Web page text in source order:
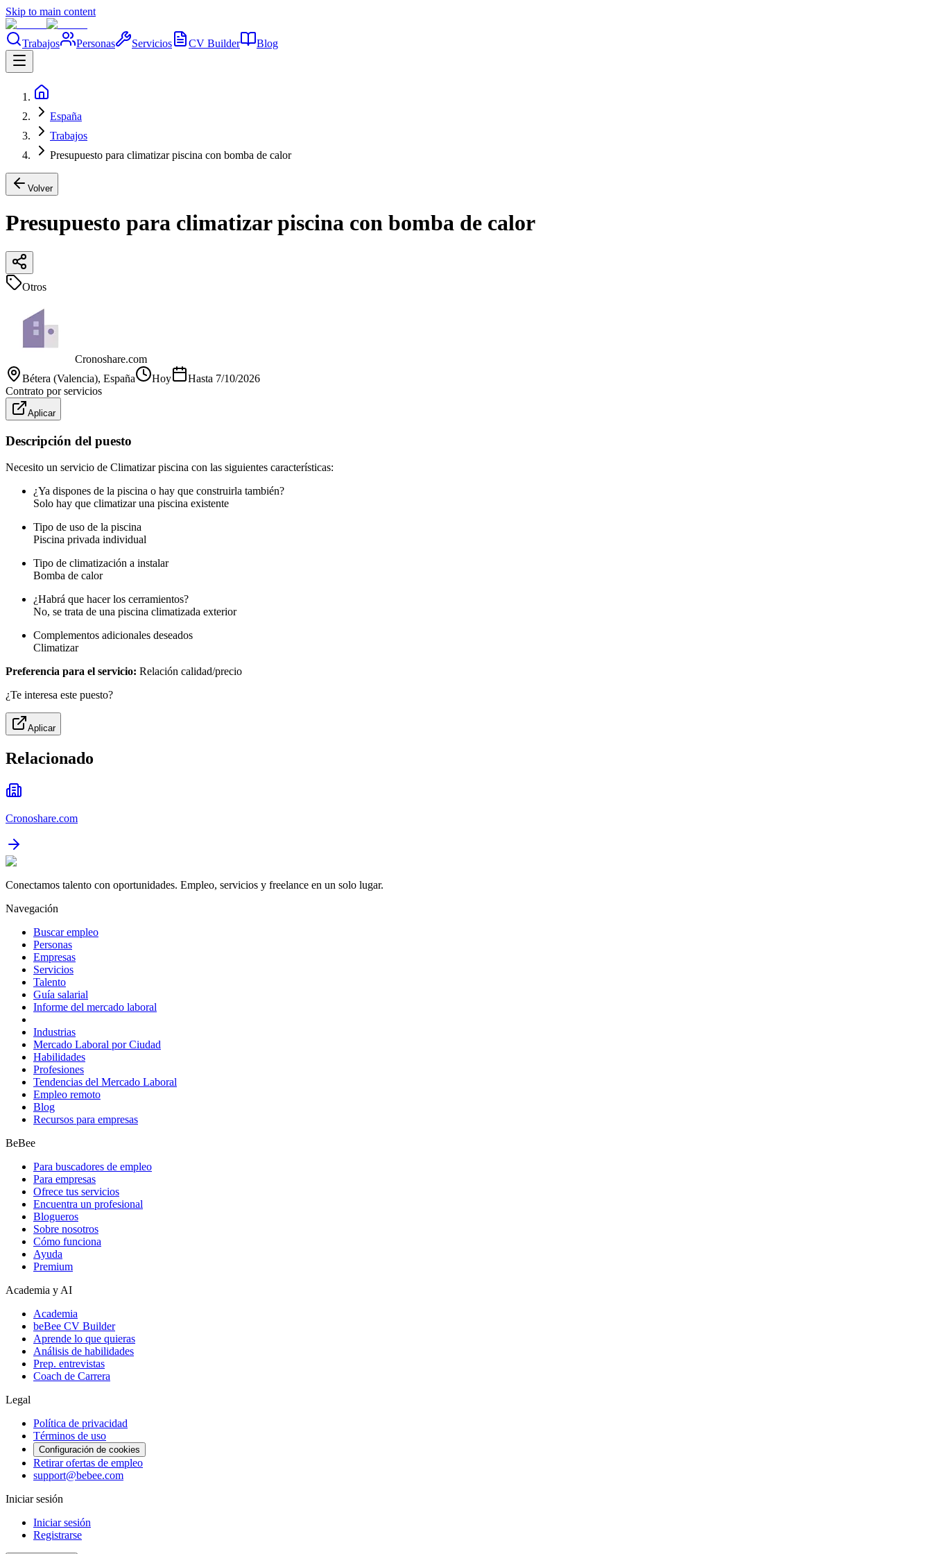
Skip to main content
Trabajos Personas Servicios CV Builder Blog
España
Trabajos
Presupuesto para climatizar piscina con bomba de calor
Volver
Presupuesto para climatizar piscina con bomba de calor
Otros
Cronoshare.com
Bétera (Valencia), España Hoy Hasta 7/10/2026
Contrato por servicios
Aplicar
Descripción del puesto
Necesito un servicio de Climatizar piscina con las siguientes características:
¿Ya dispones de la piscina o hay que construirla también?
Solo hay que climatizar una piscina existente
Tipo de uso de la piscina
Piscina privada individual
Tipo de climatización a instalar
Bomba de calor
¿Habrá que hacer los cerramientos?
No, se trata de una piscina climatizada exterior
Complementos adicionales deseados
Climatizar
Preferencia para el servicio: Relación calidad/precio
¿Te interesa este puesto?
Aplicar
Relacionado
Cronoshare.com
Conectamos talento con oportunidades. Empleo, servicios y freelance en un solo lugar.
Navegación
Buscar empleo
Personas
Empresas
Servicios
Talento
Guía salarial
Informe del mercado laboral
Industrias
Mercado Laboral por Ciudad
Habilidades
Profesiones
Tendencias del Mercado Laboral
Empleo remoto
Blog
Recursos para empresas
BeBee
Para buscadores de empleo
Para empresas
Ofrece tus servicios
Encuentra un profesional
Blogueros
Sobre nosotros
Cómo funciona
Ayuda
Premium
Academia y AI
Academia
beBee CV Builder
Aprende lo que quieras
Análisis de habilidades
Prep. entrevistas
Coach de Carrera
Legal
Política de privacidad
Términos de uso
Configuración de cookies
Retirar ofertas de empleo
support@bebee.com
Iniciar sesión
Iniciar sesión
Registrarse